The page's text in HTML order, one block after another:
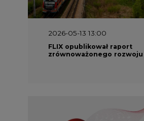
2026-05-13 13:00
FLIX opublikował raport
zrównoważonego rozwoju